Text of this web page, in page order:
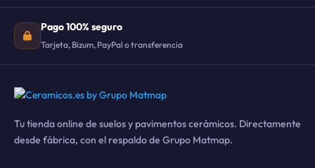
Pago 100% seguro
Tarjeta, Bizum, PayPal o transferencia
Tu tienda online de suelos y pavimentos cerámicos. Directamente
desde fábrica, con el respaldo de Grupo Matmap.